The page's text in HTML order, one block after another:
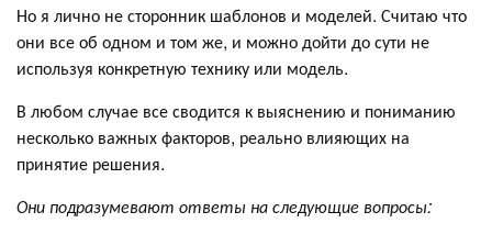
Но я лично не сторонник шаблонов и моделей. Считаю что
они все об одном и том же, и можно дойти до сути не
используя конкретную технику или модель.
В любом случае все сводится к выяснению и пониманию
несколько важных факторов, реально влияющих на
принятие решения.
Они подразумевают ответы на следующие вопросы: